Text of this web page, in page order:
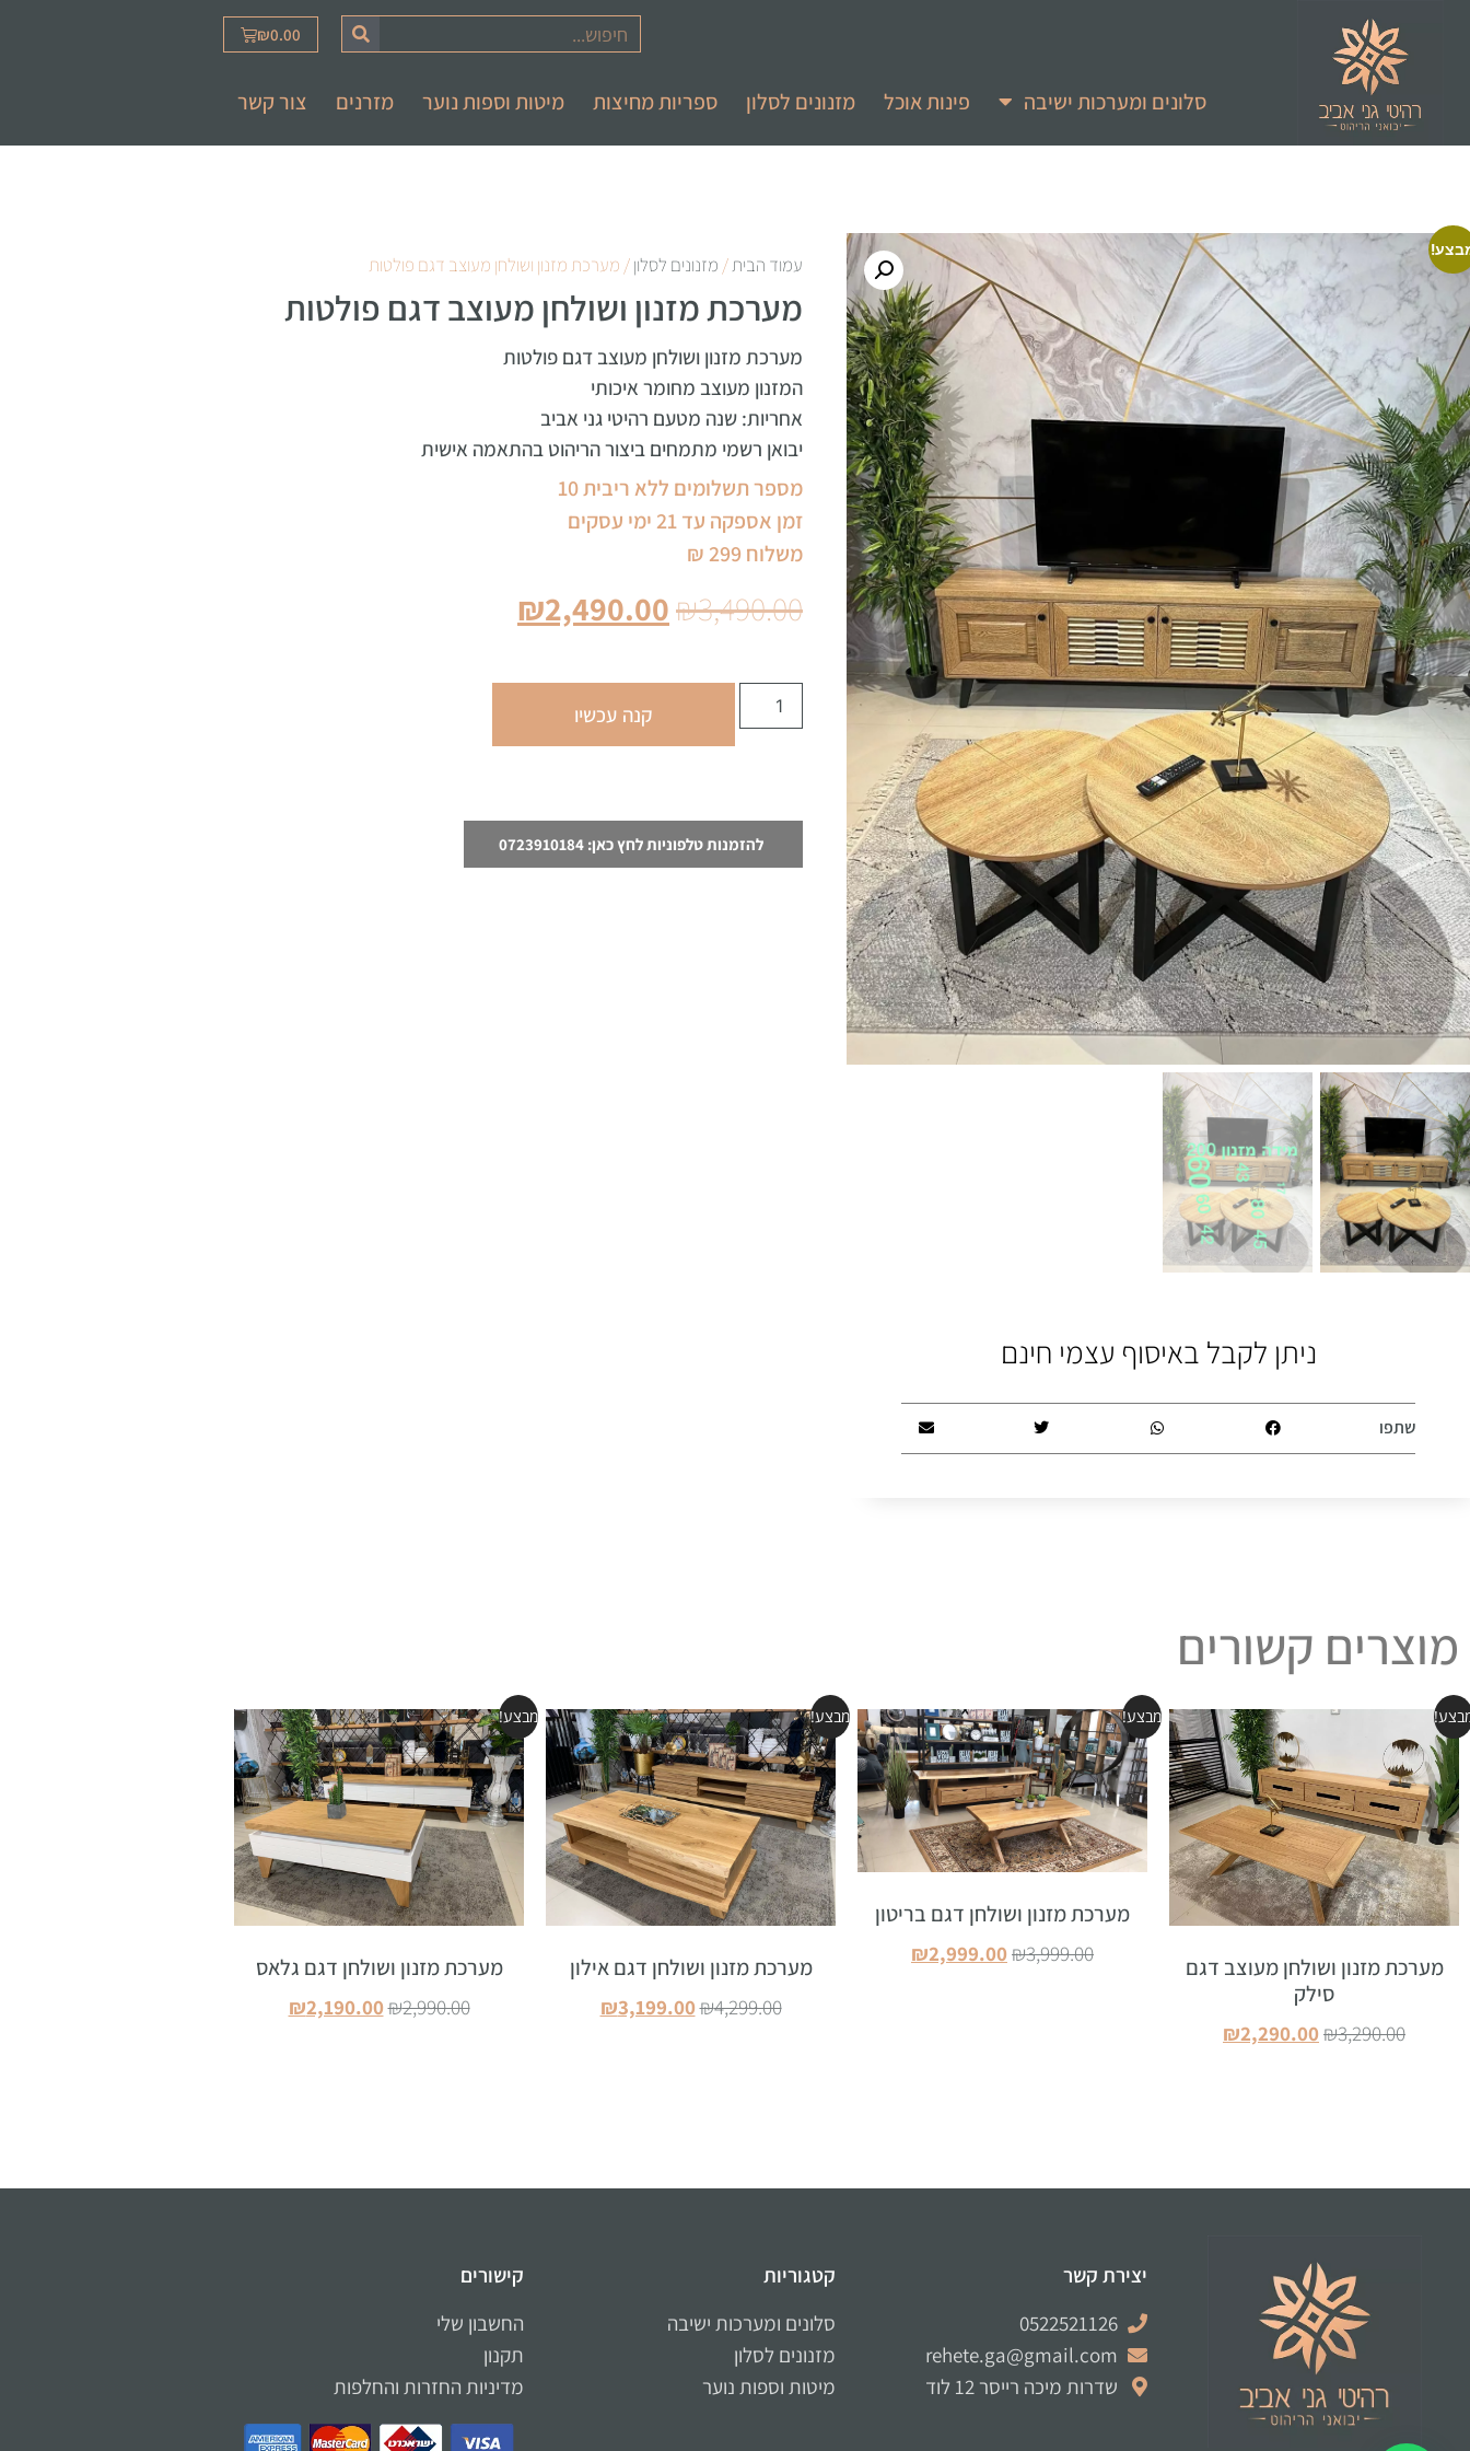
₪0.00
סלונים ומערכות ישיבה פינות אוכל מזנונים לסלון ספריות מחיצות מיטות וספות נוער מזרנים צור קשר
ניתן לקבל באיסוף עצמי חינם
שתפו
עמוד הבית/ מזנונים לסלון/ מערכת מזנון ושולחן מעוצב דגם פולטות
מערכת מזנון ושולחן מעוצב דגם פולטות
מערכת מזנון ושולחן מעוצב דגם פולטות
המזנון מעוצב מחומר איכותי
אחריות: שנה מטעם רהיטי גני אביב
יבואן רשמי מתמחים ביצור הריהוט בהתאמה אישית
מספר תשלומים ללא ריבית 10
זמן אספקה עד 21 ימי עסקים
משלוח 299 ₪
₪3,490.00
₪2,490.00
קנה עכשיו
להזמנות טלפוניות לחץ כאן: 0723910184
מוצרים קשורים
מערכת מזנון ושולחן מעוצב דגם
סילק
₪3,290.00
₪2,290.00
מבצע!
מערכת מזנון ושולחן דגם בריטון
₪3,999.00
₪2,999.00
מבצע!
מערכת מזנון ושולחן דגם אילון
₪4,299.00
₪3,199.00
מבצע!
מערכת מזנון ושולחן דגם גלאס
₪2,990.00
₪2,190.00
יצירת קשר
0522521126
rehete.ga@gmail.com
שדרות מיכה רייסר 12 לוד
קטגוריות
סלונים ומערכות ישיבה
מזנונים לסלון
מיטות וספות נוער
קישורים
החשבון שלי
תקנון
מדיניות החזרות והחלפות